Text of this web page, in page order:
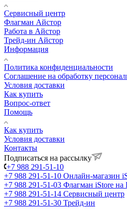
Сервисный центр
Флагман Айстор
Работа в Айстор
Трейд-ин Айстор
Информация
Политика конфиденциальности
Соглашение на обработку
Условия доставки
Как купить
Вопрос-ответ
Помощь
Как купить
Условия доставки
Контакты
Подписаться на рассылку
+7 988 291-51-10
+7 988 291-51-10 Онлайн-магазин
+7 988 291-51-03 Флагман iStore на
+7 988 291-51-14 Сервисный центр
+7 988 291-51-30 Трейд-ин